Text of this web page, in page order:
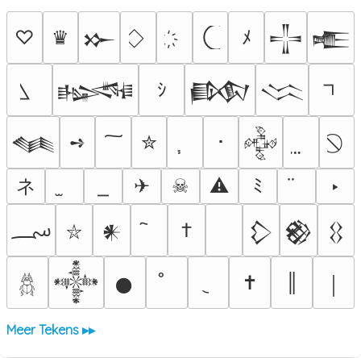
♡ ♛ 𒁍 ﾒ 𒋲 𒍫
𒈙 ｼ 𒁃 𒈱
𒈝 ➺ ✮ ･
𒅒
ネ
✈ ☠ ⚠ ﾐ
‣
؄
⛥ 𒀭 † 𒁷 𒆙 𒌐
𓆣 𒀱 𒊹 ✝
Meer Tekens ▸▸